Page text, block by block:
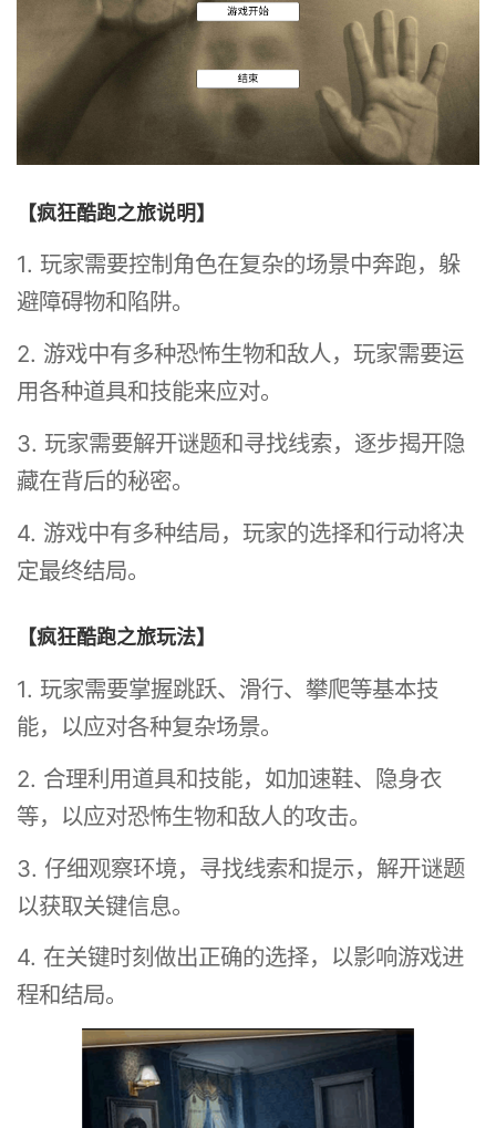
【疯狂酷跑之旅说明】
1. 玩家需要控制角色在复杂的场景中奔跑，躲
避障碍物和陷阱。
2. 游戏中有多种恐怖生物和敌人，玩家需要运
用各种道具和技能来应对。
3. 玩家需要解开谜题和寻找线索，逐步揭开隐
藏在背后的秘密。
4. 游戏中有多种结局，玩家的选择和行动将决
定最终结局。
【疯狂酷跑之旅玩法】
1. 玩家需要掌握跳跃、滑行、攀爬等基本技
能，以应对各种复杂场景。
2. 合理利用道具和技能，如加速鞋、隐身衣
等，以应对恐怖生物和敌人的攻击。
3. 仔细观察环境，寻找线索和提示，解开谜题
以获取关键信息。
4. 在关键时刻做出正确的选择，以影响游戏进
程和结局。